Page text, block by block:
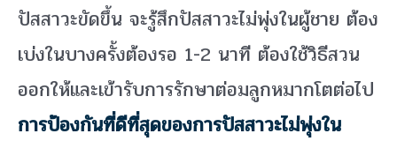
ปัสสาวะขัดขึ้น จะรู้สึกปัสสาวะไม่พุ่งในผู้ชาย ต้อง
เบ่งในบางครั้งต้องรอ 1-2 นาที ต้องใช้วิธีสวน
ออกให้และเข้ารับการรักษาต่อมลูกหมากโตต่อไป
การป้องกันที่ดีที่สุดของการปัสสาวะไม่พุ่งใน